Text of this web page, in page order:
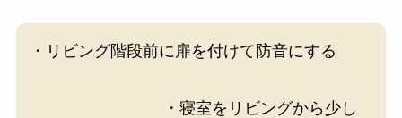
・リビング階段前に扉を付けて防音にする
・寝室をリビングから少し